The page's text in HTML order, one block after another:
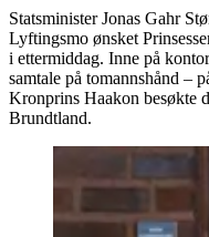
Statsminister Jonas Gahr
Lyftingsmo ønsket
i ettermiddag. Inne på
samtale på tomannshånd –
Kronprins Haakon besøkte
Brundtland.